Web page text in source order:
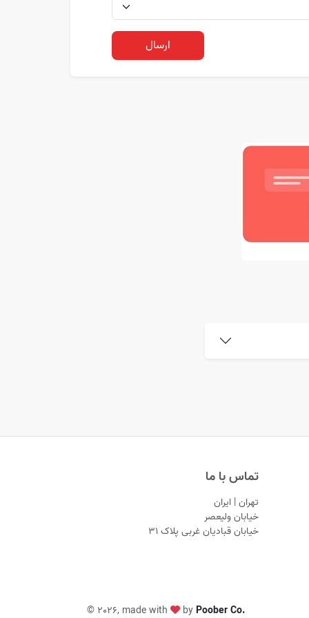
ارسال
تماس با ما
تهران | ایران
خیابان ولیعصر
خیابان قبادیان غربی پلاک ۳۱
© 2026, made with byPoober Co.